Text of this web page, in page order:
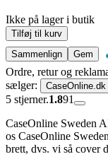
Ikke på lager i butik
Tilføj til kurv
Sammenlign
Gem
Ordre, retur og
sælger:
CaseOnline.dk
5 stjerner.1.891
CaseOnline Sweden
os CaseOnline
brett, dvs. vi så cover